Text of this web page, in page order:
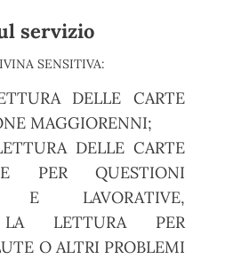
servizio
SENSITIVA:
DELLE CARTE
MAGGIORENNI;
DELLE CARTE
PER QUESTIONI
E LAVORATIVE,
LA LETTURA PER
O ALTRI PROBLEMI